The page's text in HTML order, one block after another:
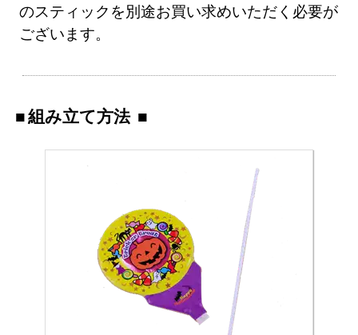
のスティックを別途お買い求めいただく必要が
ございます。
組み立て方法